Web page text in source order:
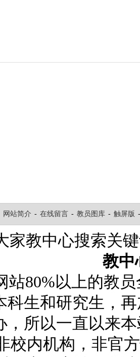
网站简介 - 在线留言 - 教员图库 - 触屏版
家教中心搜索关
教中
站80%以上的教
科生和研究生，
，所以一直以来
校内机构，非官